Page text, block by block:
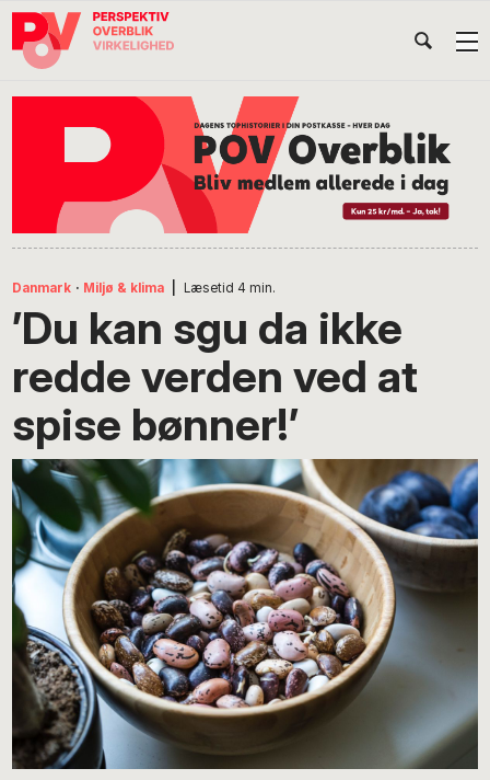
Gå
direkte
Skip
indhold
Gå
direkte
Danmark · Miljø & klima Læsetid 4 min.
’Du kan sgu da ikke
redde verden ved at
spise bønner!’